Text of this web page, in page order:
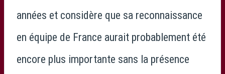
années et considère que sa reconnaissance
en équipe de France aurait probablement été
encore plus importante sans la présence